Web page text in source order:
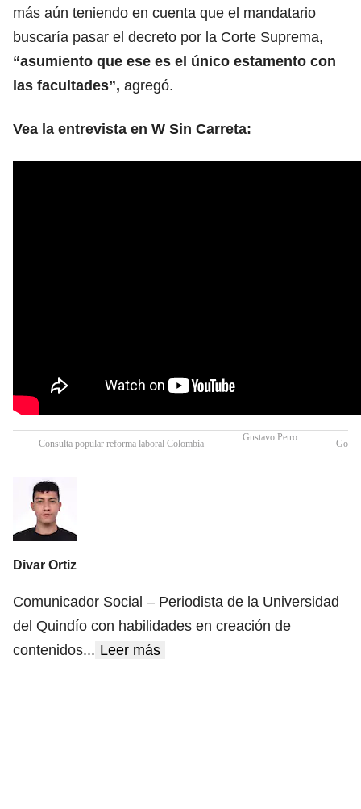
más aún teniendo en cuenta que el mandatario
buscaría pasar el decreto por la Corte Suprema,
“asumiento que ese es el único estamento con
las facultades”, agregó.
Vea la entrevista en W Sin Carreta:
Consulta popular reforma laboral Colombia
Gustavo Petro
Divar Ortiz
Comunicador Social – Periodista de la Universidad
del Quindío con habilidades en creación de
contenidos... Leer más